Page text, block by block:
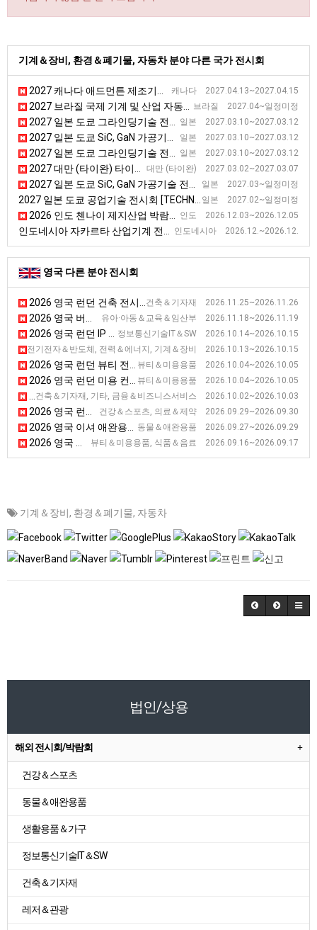
기계＆장비, 환경＆폐기물, 자동차 분야 다른 국가 전시회
캐나다 2027.04.13~2027.04.15
2027 캐나다 애드먼튼 제조기술 전시회
브라질 2027.04~일정미정
2027 브라질 국제 기계 및 산업 자동화 박람회 [Autocom]
일본 2027.03.10~2027.03.12
2027 일본 도쿄 그라인딩기술 전시회 [GTJ]
일본 2027.03.10~2027.03.12
2027 일본 도쿄 SiC, GaN 가공기술 전시회
일본 2027.03.10~2027.03.12
2027 일본 도쿄 그라인딩기술 전시회 [GTJ]
대만 (타이완) 2027.03.02~2027.03.07
2027 대만 (타이완) 타이베이 공작기계 전시회 [TIMTOS]
일본 2027.03~일정미정
2027 일본 도쿄 SiC, GaN 가공기술 전시회
일본 2027.02~일정미정
2027 일본 도쿄 공업기술 전시회 [TECHNICAL SHOW]
인도 2026.12.03~2026.12.05
2026 인도 첸나이 제지산업 박람회 [Paper Expo South India 2026]
인도네시아 2026.12.~2026.12.
인도네시아 자카르타 산업기계 전시회
영국 다른 분야 전시회
건축＆기자재 2026.11.25~2026.11.26
2026 영국 런던 건축 전시회
유아·아동＆교육＆임산부 2026.11.18~2026.11.19
2026 영국 버밍햄 학교 및 아카데미 전시회 [SAA Show]
정보통신기술IT＆SW 2026.10.14~2026.10.15
2026 영국 런던 IP 전시회 [IPE]
비스, 전기전자＆반도체, 전력＆에너지, 기계＆장비 2026.10.13~2026.10.15
2026 영국 런던 네트워크 인프라 전시회 [Capacity Europe]
뷰티＆미용용품 2026.10.04~2026.10.05
2026 영국 런던 뷰티 전시회
뷰티＆미용용품 2026.10.04~2026.10.05
2026 영국 런던 미용 컨퍼런스 & 전시회
건축＆기자재, 기타, 금융＆비즈니스서비스 2026.10.02~2026.10.03
건강＆스포츠, 의료＆제약 2026.09.29~2026.09.30
2026 영국 런던 의료기기 전시회 [Healthcare Excellence Through Technology]
동물＆애완용품 2026.09.27~2026.09.29
2026 영국 이셔 애완용품 전시회
뷰티＆미용용품, 식품＆음료 2026.09.16~2026.09.17
2026 영국 런던 유기농 상품 전시회 [NOPEX 2026]
기계＆장비, 환경＆폐기물, 자동차
법인/상용
해외 전시회/박람회
건강＆스포츠
동물＆애완용품
생활용품＆가구
정보통신기술IT＆SW
건축＆기자재
레저＆관광